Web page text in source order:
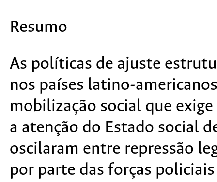
Resumo
As políticas de ajuste
nos países latino-
mobilização social que
a atenção do Estado social
oscilaram entre repressão
por parte das forças